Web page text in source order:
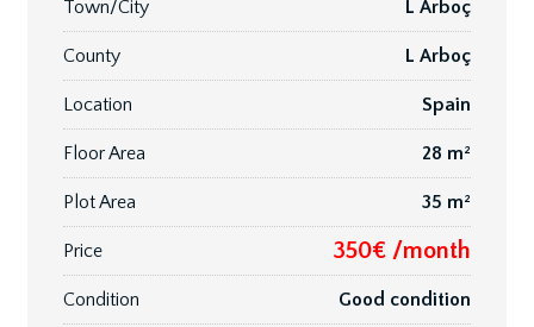
Town/City L Arboç
County L Arboç
Location Spain
Floor Area 28 m²
Plot Area 35 m²
Price 350€ /month
Condition Good condition